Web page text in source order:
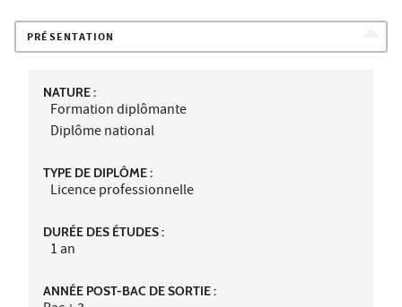
PRÉSENTATION
NATURE :
Formation diplômante
Diplôme national
TYPE DE DIPLÔME :
Licence professionnelle
DURÉE DES ÉTUDES :
1 an
ANNÉE POST-BAC DE SORTIE :